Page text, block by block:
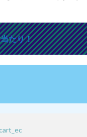
たり！